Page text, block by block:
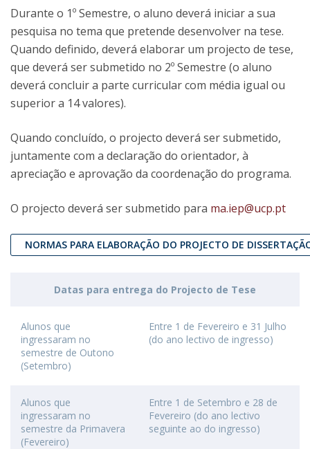
Durante o 1º Semestre, o aluno deverá iniciar a sua
pesquisa no tema que pretende desenvolver na tese.
Quando definido, deverá elaborar um projecto de tese,
que deverá ser submetido no 2º Semestre (o aluno
deverá concluir a parte curricular com média igual ou
superior a 14 valores).
Quando concluído, o projecto deverá ser submetido,
juntamente com a declaração do orientador, à
apreciação e aprovação da coordenação do programa.
O projecto deverá ser submetido para ma.iep@ucp.pt
NORMAS PARA ELABORAÇÃO DO PROJECTO DE
Datas para entrega do Projecto de Tese
Alunos que
ingressaram no
semestre de Outono
(Setembro)
Entre 1 de Fevereiro e 31 Julho
(do ano lectivo de ingresso)
Alunos que
ingressaram no
semestre da Primavera
(Fevereiro)
Entre 1 de Setembro e 28 de
Fevereiro (do ano lectivo
seguinte ao do ingresso)